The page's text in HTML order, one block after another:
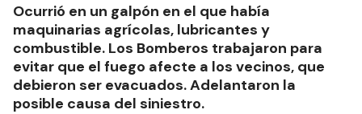
Ocurrió en un galpón en el que había
maquinarias agrícolas, lubricantes y
combustible. Los Bomberos trabajaron para
evitar que el fuego afecte a los vecinos, que
debieron ser evacuados. Adelantaron la
posible causa del siniestro.